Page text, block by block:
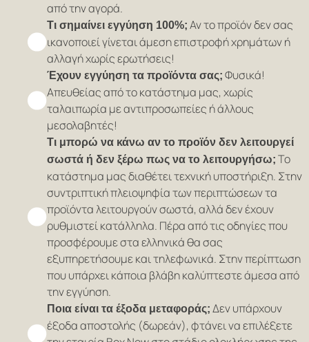
από την αγορά.
Τι σημαίνει εγγύηση 100%; Αν το προϊόν δεν σας
ικανοποιεί γίνεται άμεση επιστροφή χρημάτων ή
αλλαγή χωρίς ερωτήσεις!
Έχουν εγγύηση τα προϊόντα σας; Φυσικά!
Απευθείας από το κατάστημα μας, χωρίς
ταλαιπωρία με αντιπροσωπείες ή άλλους
μεσολαβητές!
Τι μπορώ να κάνω αν το προϊόν δεν λειτουργεί
σωστά ή δεν ξέρω πως να το λειτουργήσω; Το
κατάστημα μας διαθέτει τεχνική υποστήριξη. Στην
συντριπτική πλειοψηφία των περιπτώσεων τα
προϊόντα λειτουργούν σωστά, αλλά δεν έχουν
ρυθμιστεί κατάλληλα. Πέρα από τις οδηγίες που
προσφέρουμε στα ελληνικά θα σας
εξυπηρετήσουμε και τηλεφωνικά. Στην περίπτωση
που υπάρχει κάποια βλάβη καλύπτεστε άμεσα από
την εγγύηση.
Ποια είναι τα έξοδα μεταφοράς; Δεν υπάρχουν
έξοδα αποστολής (δωρεάν), φτάνει να επιλέξετε